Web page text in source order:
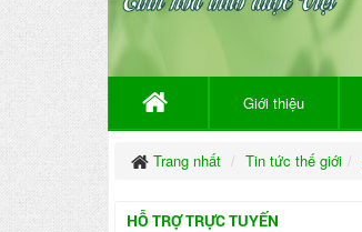
Giới thiệu
Trang nhất Tin tức thế giới
HỖ TRỢ TRỰC TUYẾN